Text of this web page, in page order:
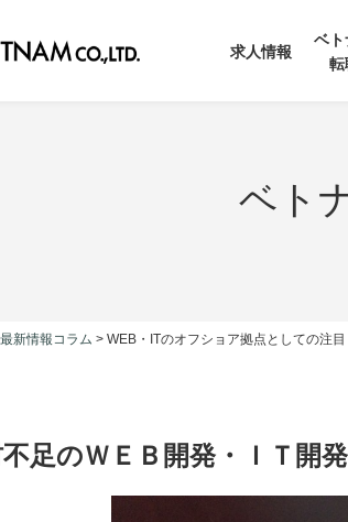
求人情報
ベト
転
ベト
新情報コラム > WEB・ITのオフショア拠点としての注目
不足のＷＥＢ開発・ＩＴ開